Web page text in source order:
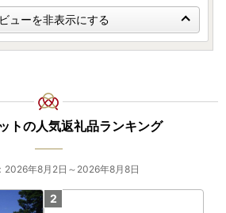
ューを非表示にする
トの人気返礼品ランキング
2026年8月2日～2026年8月8日